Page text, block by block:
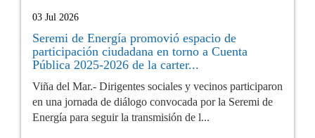
03 Jul 2026
Seremi de Energía promovió espacio de
participación ciudadana en torno a Cuenta
Pública 2025-2026 de la carter...
Viña del Mar.- Dirigentes sociales y vecinos participaron
en una jornada de diálogo convocada por la Seremi de
Energía para seguir la transmisión de l...